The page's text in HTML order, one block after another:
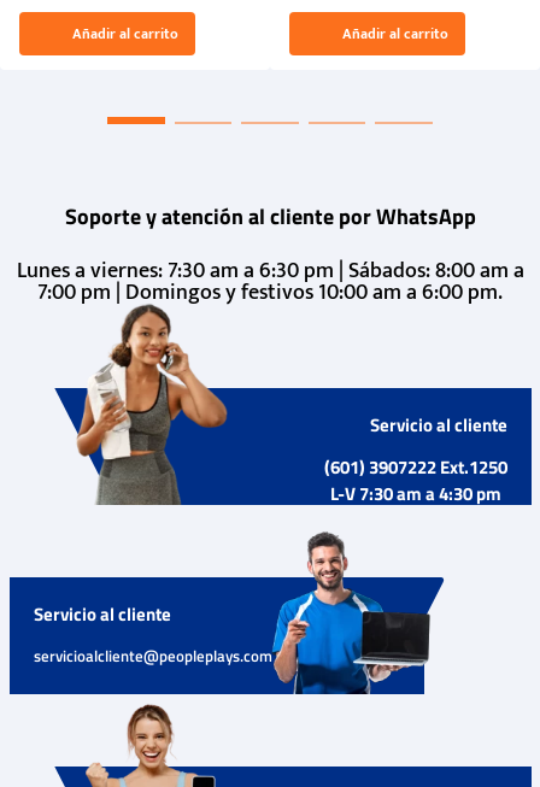
El Rugido del Sol Naciente:
“Primeros para la Et...
Añadir al carrito Añadir al carrito
Soporte y atención al cliente por WhatsApp
Lunes a viernes: 7:30 am a 6:30 pm | Sábados: 8:00 am a
7:00 pm | Domingos y festivos 10:00 am a 6:00 pm.
Servicio al cliente
(601) 3907222 Ext.1250
L-V 7:30 am a 4:30 pm
Servicio al cliente
servicioalcliente@peopleplays.com